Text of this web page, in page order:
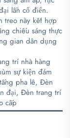
lẫn cổ điển.
treo này kết hợp
chiếu sáng thực
gian dân dụng
trí nhà hàng
sự kiện đám
pha lê, Đèn
đại, Đèn trang trí
cấp